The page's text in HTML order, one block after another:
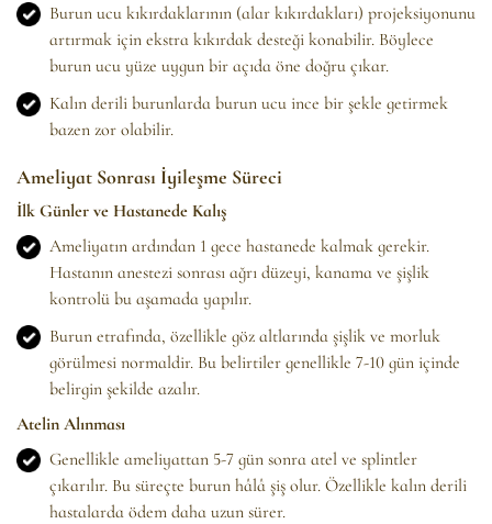
Burun ucu kıkırdaklarının (alar kıkırdakları) projeksiyonunu
artırmak için ekstra kıkırdak desteği konabilir. Böylece
burun ucu yüze uygun bir açıda öne doğru çıkar.
Kalın derili burunlarda burun ucu ince bir şekle getirmek
bazen zor olabilir.
Ameliyat Sonrası İyileşme Süreci
İlk Günler ve Hastanede Kalış
Ameliyatın ardından 1 gece hastanede kalmak gerekir.
Hastanın anestezi sonrası ağrı düzeyi, kanama ve şişlik
kontrolü bu aşamada yapılır.
Burun etrafında, özellikle göz altlarında şişlik ve morluk
görülmesi normaldir. Bu belirtiler genellikle 7-10 gün içinde
belirgin şekilde azalır.
Atelin Alınması
Genellikle ameliyattan 5-7 gün sonra atel ve splintler
çıkarılır. Bu süreçte burun hâlâ şiş olur. Özellikle kalın derili
hastalarda ödem daha uzun sürer.